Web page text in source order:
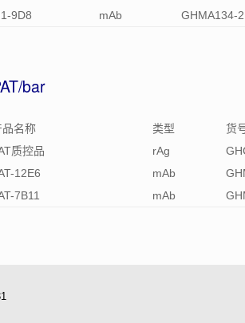
9D8
mAb GHMA134-2
bar
品名称 类型 货
质控品
rAg
12E6
mAb
7B11
mAb